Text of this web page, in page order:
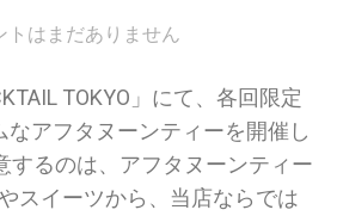
トはまだありません
TOKYO」にて、各回限定
なアフタヌーンティーを開催し
するのは、アフタヌーンティー
スイーツから、当店ならでは